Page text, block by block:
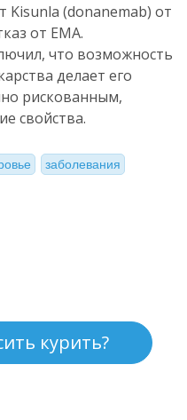
(donanemab) от
от EMA.
что возможность
делает его
рискованным,
свойства.
заболевания
курить?